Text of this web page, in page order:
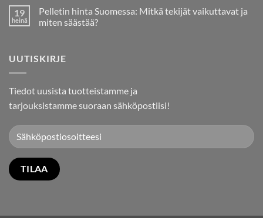
Suomessa
artikkeliin
Pellet24.fi
on
tekee
pellettien
koskaan
19
heinä
Pelletin hinta Suomessa: Mitkä tekijät vaikuttavat ja
miten säästää?
Pelletin
hinta
tekijät
vaikuttavat
miten
UUTISKIRJE
Tiedot uusista tuotteistamme ja
tarjouksistamme suoraan sähköpostiisi!